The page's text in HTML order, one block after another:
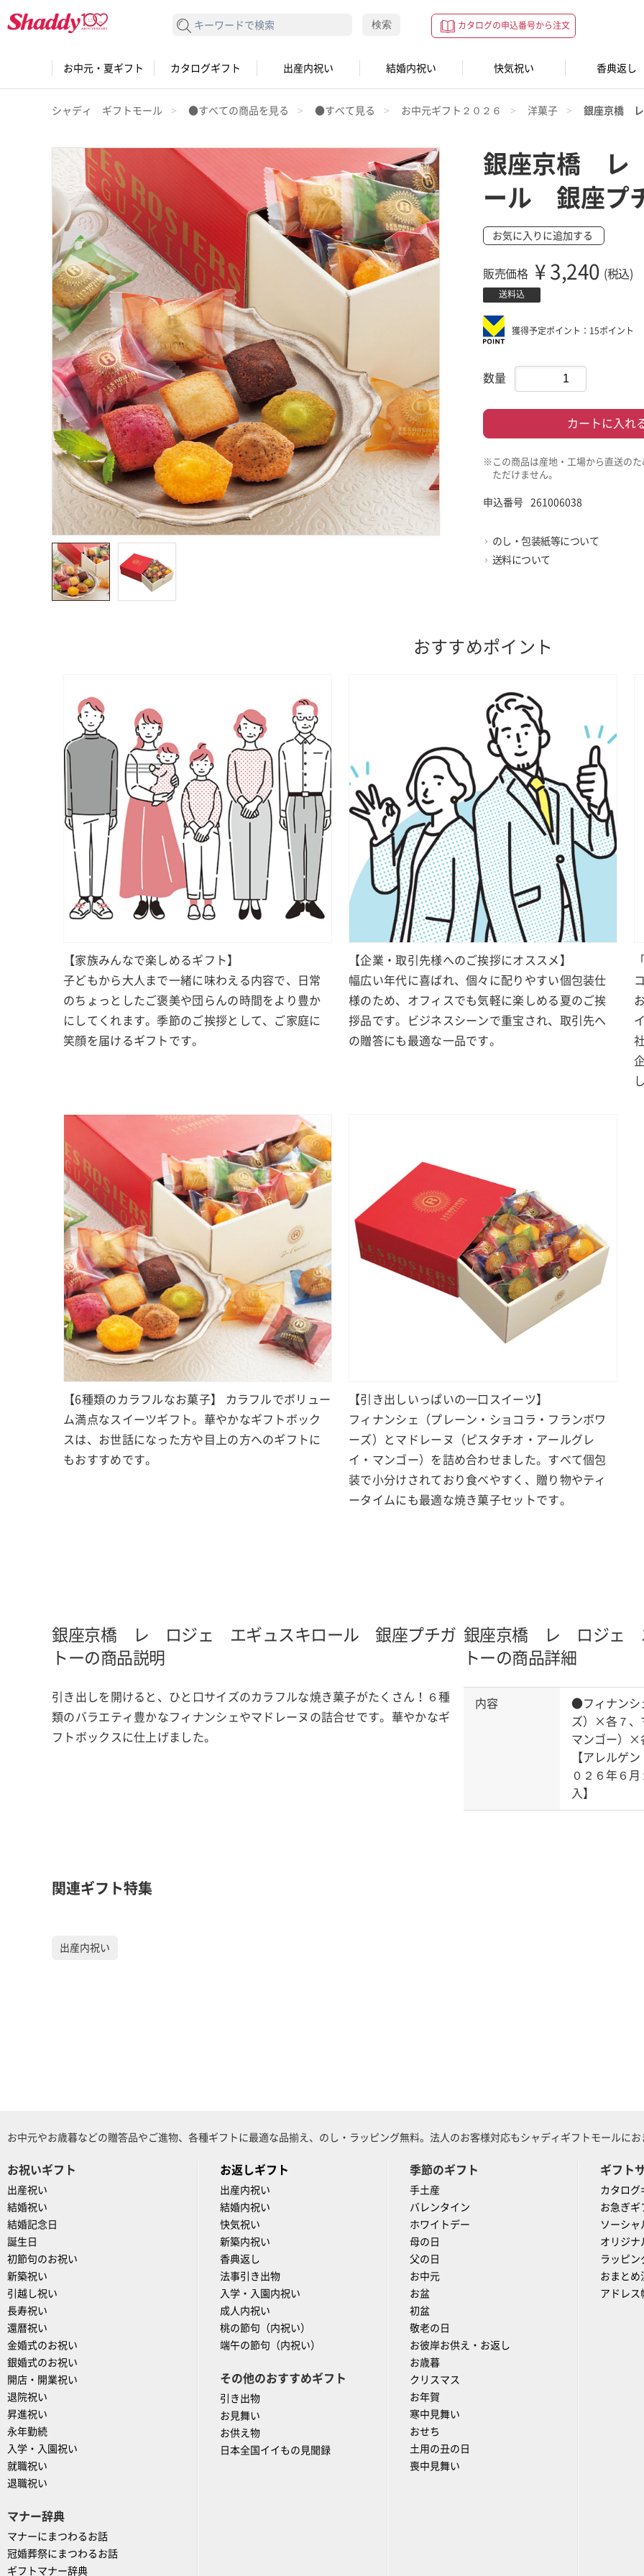
カタログの申込番号から注文
検索する 検索
お中元・夏ギフト カタログギフト 出産内祝い 結婚内祝い 快気祝い 香典返し
シャディ ギフトモール ●すべての商品を見る ●すべて見る お中元ギフト２０２６ 洋菓子 銀座京橋
銀座京橋 レ
ール 銀座プ
お気に入りに追加する
販売価格 ¥ 3,240 (税込)
送料込
獲得予定ポイント：15ポイント
数量
カートに入れ
※この商品は産地・工場から直送の
ただけません。
申込番号 261006038
のし・包装紙等について
送料について
おすすめポイント
【家族みんなで楽しめるギフト】
子どもから大人まで一緒に味わえる内容で、日常
のちょっとしたご褒美や団らんの時間をより豊か
にしてくれます。季節のご挨拶として、ご家庭に
笑顔を届けるギフトです。
【企業・取引先様へのご挨拶にオススメ】
幅広い年代に喜ばれ、個々に配りやすい個包装仕
様のため、オフィスでも気軽に楽しめる夏のご挨
拶品です。ビジネスシーンで重宝され、取引先へ
の贈答にも最適な一品です。
【6種類のカラフルなお菓子】 カラフルでボリュー
ム満点なスイーツギフト。華やかなギフトボック
スは、お世話になった方や目上の方へのギフトに
もおすすめです。
【引き出しいっぱいの一口スイーツ】
フィナンシェ（プレーン・ショコラ・フランボワ
ーズ）とマドレーヌ（ピスタチオ・アールグレ
イ・マンゴー）を詰め合わせました。すべて個包
装で小分けされており食べやすく、贈り物やティ
ータイムにも最適な焼き菓子セットです。
銀座京橋 レ ロジェ エギュスキロール 銀座プチガ
トーの商品説明
引き出しを開けると、ひと口サイズのカラフルな焼き菓子がたくさん！６種
類のバラエティ豊かなフィナンシェやマドレーヌの詰合せです。華やかなギ
フトボックスに仕上げました。
銀座京橋 レ ロジェ
トーの商品詳細
内容
●フィナンシ
ズ）×各７、
マンゴー）×
【アレルゲ
０２６年６
入】
関連ギフト特集
出産内祝い
お中元やお歳暮などの贈答品やご進物、各種ギフトに最適な品揃え、のし・ラッピング無料。法人のお客様対応もシャディギフトモールにお
お祝いギフト
出産祝い
結婚祝い
結婚記念日
誕生日
初節句のお祝い
新築祝い
引越し祝い
長寿祝い
還暦祝い
金婚式のお祝い
銀婚式のお祝い
開店・開業祝い
退院祝い
昇進祝い
永年勤続
入学・入園祝い
就職祝い
退職祝い
マナー辞典
マナーにまつわるお話
冠婚葬祭にまつわるお話
ギフトマナー辞典
お返しギフト
出産内祝い
結婚内祝い
快気祝い
新築内祝い
香典返し
法事引き出物
入学・入園内祝い
成人内祝い
桃の節句（内祝い）
端午の節句（内祝い）
その他のおすすめギフト
引き出物
お見舞い
お供え物
日本全国イイもの見聞録
季節のギフト
手土産
バレンタイン
ホワイトデー
母の日
父の日
お中元
お盆
初盆
敬老の日
お彼岸お供え・お返し
お歳暮
クリスマス
お年賀
寒中見舞い
おせち
土用の丑の日
喪中見舞い
ギフト
カタログ
お急ぎギ
ソーシャ
オリジナ
ラッピン
おまとめ
アドレス